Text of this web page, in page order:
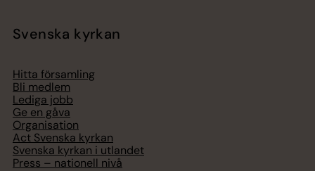
Svenska kyrkan
Hitta församling
Bli medlem
Lediga jobb
Ge en gåva
Organisation
Act Svenska kyrkan
Svenska kyrkan i utlandet
Press – nationell nivå